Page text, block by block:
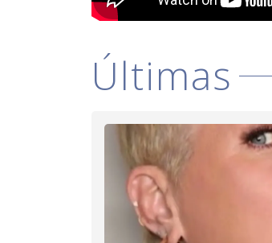
Últimas